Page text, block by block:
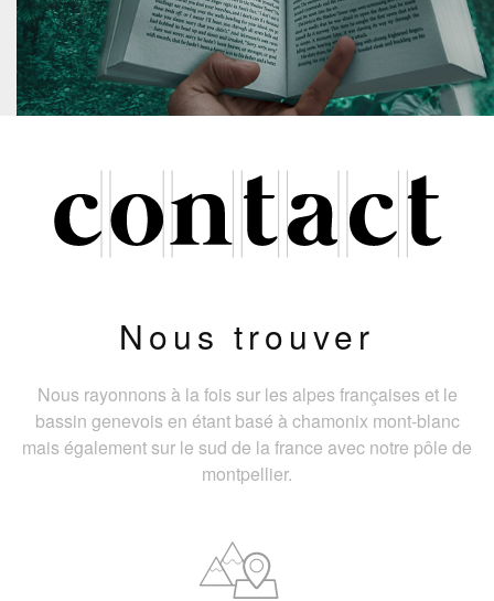
Nous trouver
Nous rayonnons à la fois sur les alpes françaises et le
bassin genevois en étant basé à chamonix mont-blanc
mais également sur le sud de la france avec notre pôle de
montpellier.